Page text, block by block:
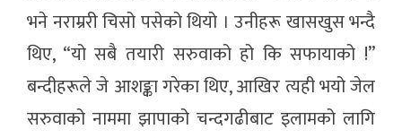
भने नराम्ररी चिसो पसेको थियो । उनीहरू खासखुस भन्दै
थिए, “यो सबै तयारी सरुवाको हो कि सफायाको !”
बन्दीहरूले जे आशङ्का गरेका थिए, आखिर त्यही भयो जेल
सरुवाको नाममा झापाको चन्दगढीबाट इलामको लागि